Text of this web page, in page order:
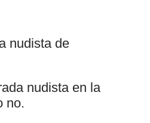
nudista de
nudista en la
no.